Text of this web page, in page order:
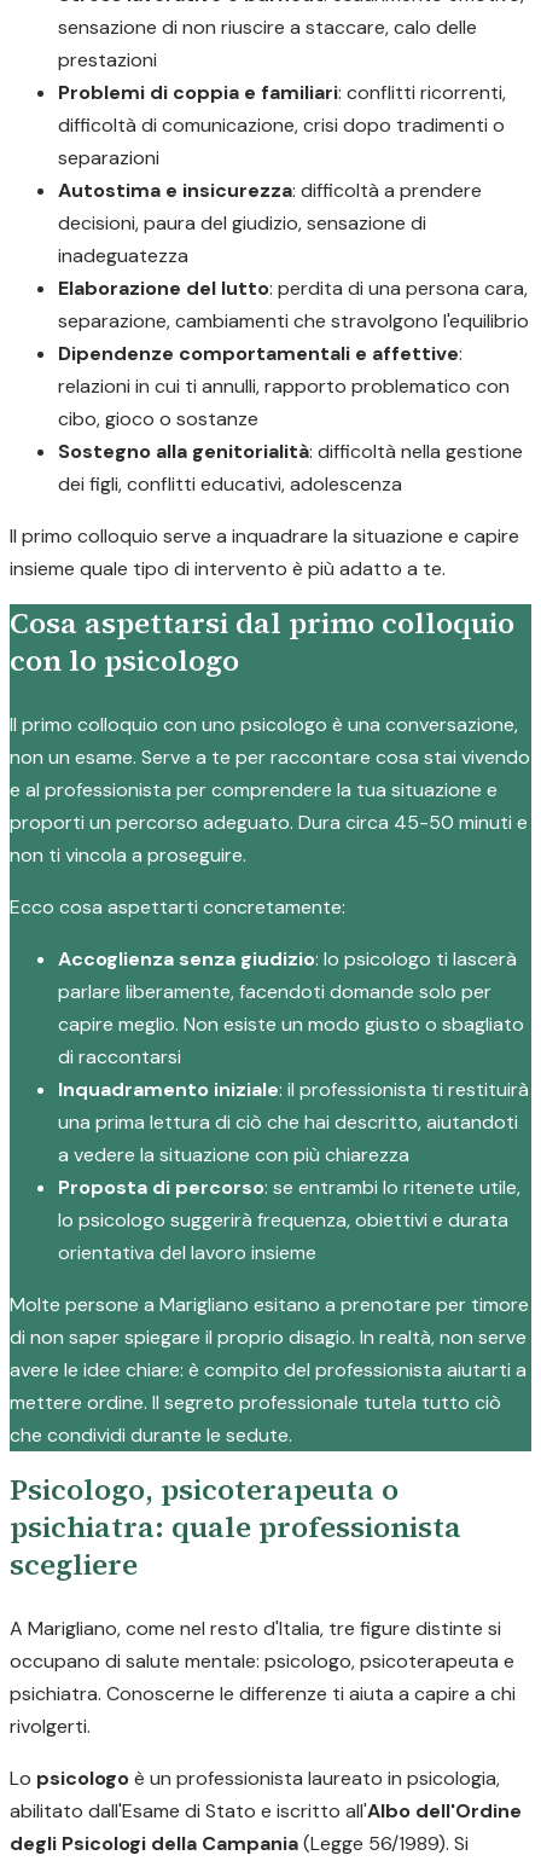
sensazione di non riuscire a staccare, calo delle
prestazioni
Problemi di coppia e familiari: conflitti ricorrenti,
difficoltà di comunicazione, crisi dopo tradimenti o
separazioni
Autostima e insicurezza: difficoltà a prendere
decisioni, paura del giudizio, sensazione di
inadeguatezza
Elaborazione del lutto: perdita di una persona cara,
separazione, cambiamenti che stravolgono l'equilibrio
Dipendenze comportamentali e affettive:
relazioni in cui ti annulli, rapporto problematico con
cibo, gioco o sostanze
Sostegno alla genitorialità: difficoltà nella gestione
dei figli, conflitti educativi, adolescenza
Il primo colloquio serve a inquadrare la situazione e capire
insieme quale tipo di intervento è più adatto a te.
Cosa aspettarsi dal primo colloquio
con lo psicologo
Il primo colloquio con uno psicologo è una conversazione,
non un esame. Serve a te per raccontare cosa stai vivendo
e al professionista per comprendere la tua situazione e
proporti un percorso adeguato. Dura circa 45-50 minuti e
non ti vincola a proseguire.
Ecco cosa aspettarti concretamente:
Accoglienza senza giudizio: lo psicologo ti lascerà
parlare liberamente, facendoti domande solo per
capire meglio. Non esiste un modo giusto o sbagliato
di raccontarsi
Inquadramento iniziale: il professionista ti restituirà
una prima lettura di ciò che hai descritto, aiutandoti
a vedere la situazione con più chiarezza
Proposta di percorso: se entrambi lo ritenete utile,
lo psicologo suggerirà frequenza, obiettivi e durata
orientativa del lavoro insieme
Molte persone a Marigliano esitano a prenotare per timore
di non saper spiegare il proprio disagio. In realtà, non serve
avere le idee chiare: è compito del professionista aiutarti a
mettere ordine. Il segreto professionale tutela tutto ciò
che condividi durante le sedute.
Psicologo, psicoterapeuta o
psichiatra: quale professionista
scegliere
A Marigliano, come nel resto d'Italia, tre figure distinte si
occupano di salute mentale: psicologo, psicoterapeuta e
psichiatra. Conoscerne le differenze ti aiuta a capire a chi
rivolgerti.
Lo psicologoè un professionista laureato in psicologia,
abilitato dall'Esame di Stato e iscritto all'Albo dell'Ordine
degli Psicologi della Campania(Legge 56/1989). Si